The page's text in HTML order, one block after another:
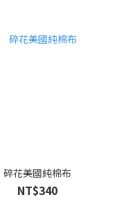
碎花美國純棉布
NT$340